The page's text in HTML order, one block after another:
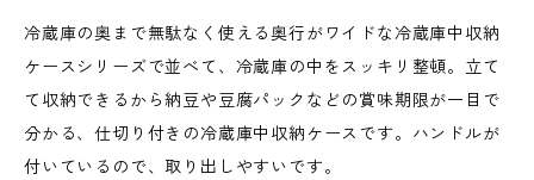
冷蔵庫の奥まで無駄なく使える奥行がワイドな冷蔵庫中収納
ケースシリーズで並べて、冷蔵庫の中をスッキリ整頓。立て
て収納できるから納豆や豆腐パックなどの賞味期限が一目で
分かる、仕切り付きの冷蔵庫中収納ケースです。ハンドルが
付いているので、取り出しやすいです。